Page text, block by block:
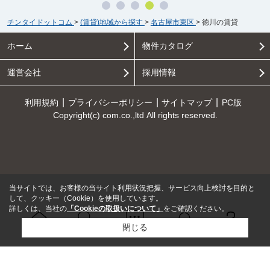
問い合せ
チンタイドットコム > (賃貸)地域から探す > 名古屋市東区 > 徳川の賃貸
ホーム 物件カタログ
運営会社 採用情報
利用規約 プライバシーポリシー サイトマップ
PC版
Copyright(c) com.co.,ltd All rights reserved.
当サイトでは、お客様の当サイト利用状況把握、サービス向上検討を目的と
して、クッキー（Cookie）を使用しています。
詳しくは、当社の 「Cookieの取扱いについて」 をご確認ください。
閉じる